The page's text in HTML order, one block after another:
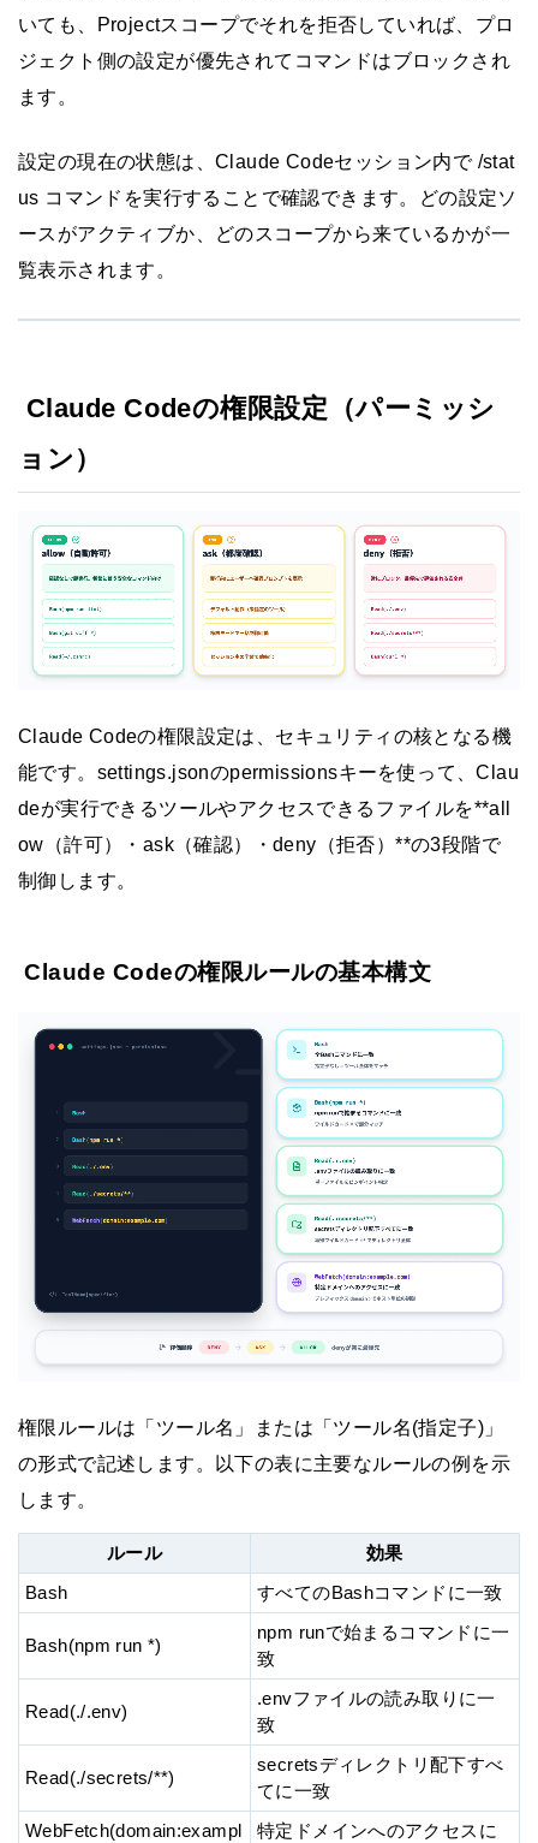
いても、Projectスコープでそれを拒否していれば、プロ
ジェクト側の設定が優先されてコマンドはブロックされ
ます。
設定の現在の状態は、Claude Codeセッション内で /stat
us コマンドを実行することで確認できます。どの設定ソ
ースがアクティブか、どのスコープから来ているかが一
覧表示されます。
Claude Codeの権限設定（パーミッシ
ョン）
Claude Codeの権限設定は、セキュリティの核となる機
能です。settings.jsonのpermissionsキーを使って、Clau
deが実行できるツールやアクセスできるファイルを**all
ow（許可）・ask（確認）・deny（拒否）**の3段階で
制御します。
Claude Codeの権限ルールの基本構文
権限ルールは「ツール名」または「ツール名(指定子)」
の形式で記述します。以下の表に主要なルールの例を示
します。
ルール
効果
Bash
すべてのBashコマンドに一致
Bash(npm run *)
npm runで始まるコマンドに一
致
Read(./.env)
.envファイルの読み取りに一
致
Read(./secrets/**)
secretsディレクトリ配下すべ
てに一致
WebFetch(domain:exampl
特定ドメインへのアクセスに